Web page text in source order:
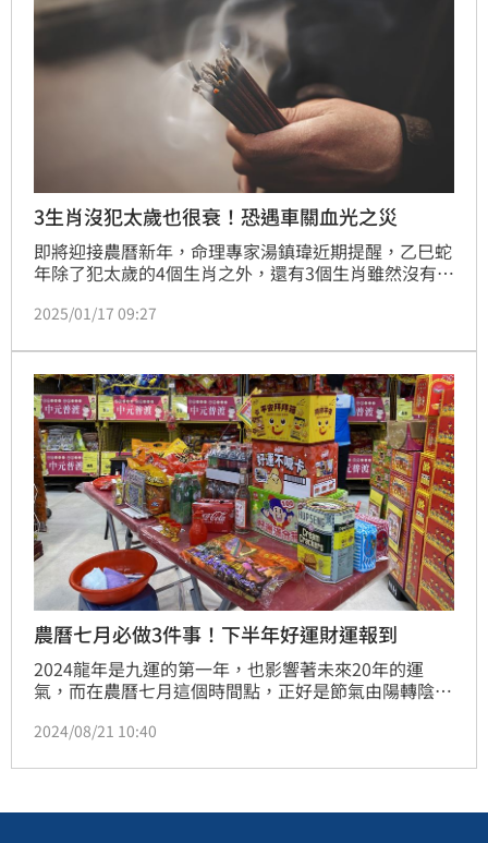
3生肖沒犯太歲也很衰！恐遇車關血光之災
即將迎接農曆新年，命理專家湯鎮瑋近期提醒，乙巳蛇
年除了犯太歲的4個生肖之外，還有3個生肖雖然沒有犯
定要提高警覺。
2025/01/17 09:27
農曆七月必做3件事！下半年好運財運報到
2024龍年是九運的第一年，也影響著未來20年的運
氣，而在農曆七月這個時間點，正好是節氣由陽轉陰，
象。命理專家湯鎮瑋也特別分享農曆七月必做3件事，
沒煩惱。
2024/08/21 10:40